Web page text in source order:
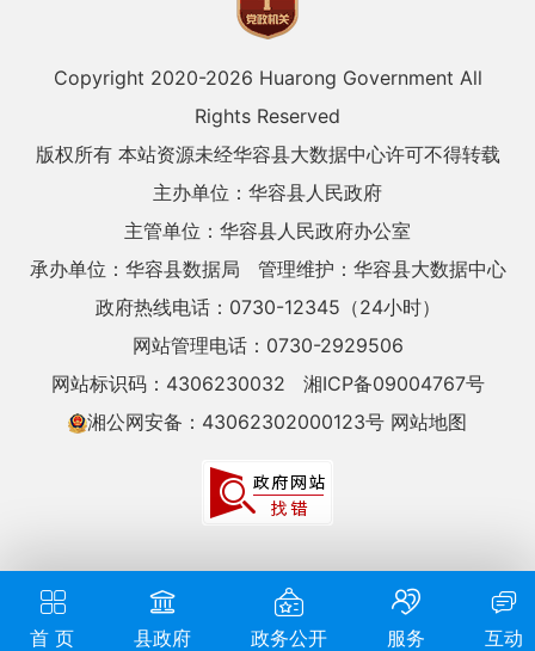
首 页 县政府 政务公开 服务 互动
Copyright 2020-2026 Huarong Government All
Rights Reserved
版权所有 本站资源未经华容县大数据中心许可不得转载
主办单位：华容县人民政府
主管单位：华容县人民政府办公室
承办单位：华容县数据局
管理维护：华容县大数据中心
政府热线电话：0730-12345（24小时）
网站管理电话：0730-2929506
网站标识码：4306230032
湘ICP备09004767号
湘公网安备：43062302000123号 网站地图